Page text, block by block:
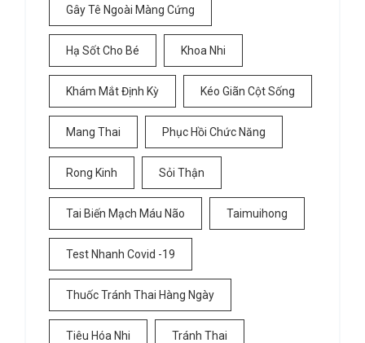
Gây Tê Ngoài Màng Cứng
Hạ Sốt Cho Bé Khoa Nhi
Khám Mắt Định Kỳ Kéo Giãn Cột Sống
Mang Thai Phục Hồi Chức Năng
Rong Kinh Sỏi Thận
Tai Biến Mạch Máu Não Taimuihong
Test Nhanh Covid -19
Thuốc Tránh Thai Hàng Ngày
Tiêu Hóa Nhi Tránh Thai